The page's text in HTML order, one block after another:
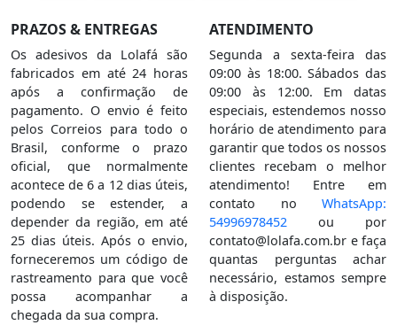
PRAZOS & ENTREGAS
Os adesivos da Lolafá são
fabricados em até 24 horas
após a confirmação de
pagamento. O envio é feito
pelos Correios para todo o
Brasil, conforme o prazo
oficial, que normalmente
acontece de 6 a 12 dias úteis,
podendo se estender, a
depender da região, em até
25 dias úteis. Após o envio,
forneceremos um código de
rastreamento para que você
possa acompanhar a
chegada da sua compra.
ATENDIMENTO
Segunda a sexta-feira das
09:00 às 18:00. Sábados das
09:00 às 12:00. Em datas
especiais, estendemos nosso
horário de atendimento para
garantir que todos os nossos
clientes recebam o melhor
atendimento! Entre em
contato no WhatsApp:
54996978452 ou por
contato@lolafa.com.br e faça
quantas perguntas achar
necessário, estamos sempre
à disposição.